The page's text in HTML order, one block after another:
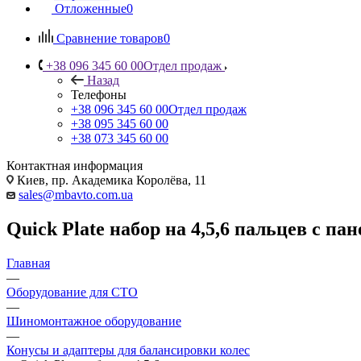
Отложенные0
Сравнение товаров0
+38 096 345 60 00Отдел продаж
Назад
Телефоны
+38 096 345 60 00Отдел продаж
+38 095 345 60 00
+38 073 345 60 00
Контактная информация
Киев, пр. Академика Королёва, 11
sales@mbavto.com.ua
Quick Plate набор на 4,5,6 пальцев с
Главная
—
Оборудование для СТО
—
Шиномонтажное оборудование
—
Конусы и адаптеры для балансировки колес